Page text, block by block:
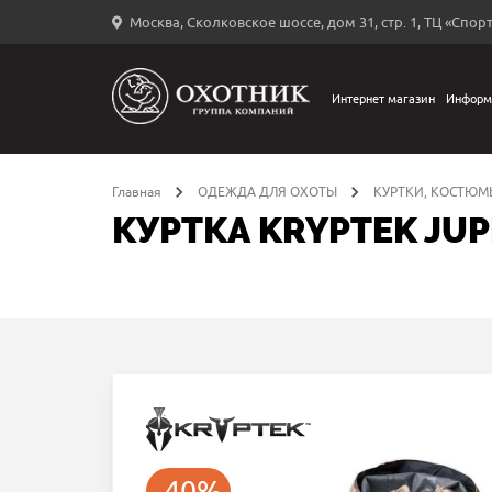
Москва, Сколковское шоссе, дом 31, стр. 1, ТЦ
←
Интернет магазин
Главная ОДЕЖДА ДЛЯ ОХОТЫ КУРТКИ,
КУРТКА KRYPTEK